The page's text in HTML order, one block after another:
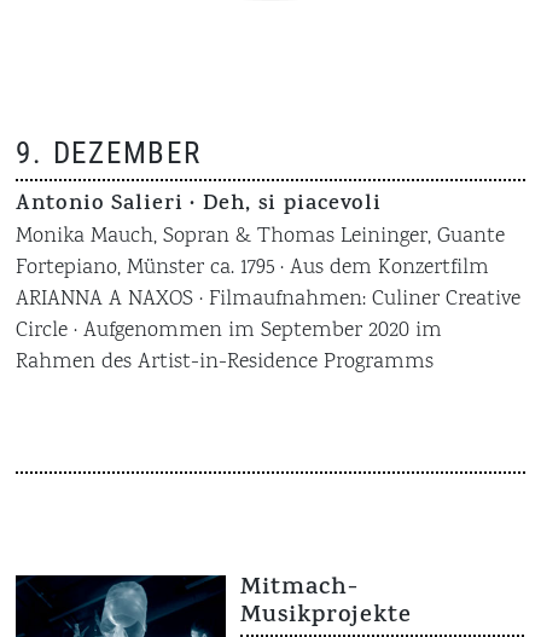
9. DEZEMBER
Antonio Salieri · Deh, si piacevoli
Monika Mauch, Sopran & Thomas Leininger, Guante
Fortepiano, Münster ca. 1795 · Aus dem Konzertfilm
ARIANNA A NAXOS · Filmaufnahmen: Culiner Creative
Circle · Aufgenommen im September 2020 im
Rahmen des Artist-in-Residence Programms
Mitmach-
Musikprojekte